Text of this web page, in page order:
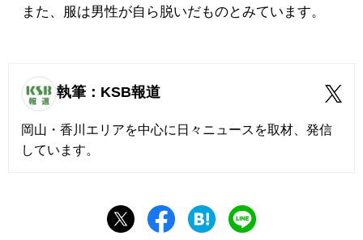
また、服は男性が自ら脱いだものとみています。
執筆：KSB報道
岡山・香川エリアを中心に日々ニュースを取材、発信
しています。